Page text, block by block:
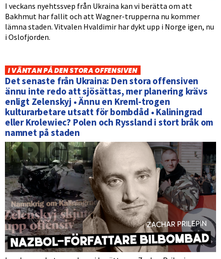
I veckans nyehtssvep från Ukraina kan vi berätta om att
Bakhmut har fallit och att Wagner-trupperna nu kommer
lämna staden. Vitvalen Hvaldimir har dykt upp i Norge igen, nu
i Oslofjorden.
I VÄNTAN PÅ DEN STORA OFFENSIVEN
Det senaste från Ukraina: Den stora offensiven
ännu inte redo att sjösättas, mer planering krävs
enligt Zelenskyj • Ännu en Kreml-trogen
kulturarbetare utsatt för bombdåd • Kaliningrad
eller Krolewiec? Polen och Ryssland i stort bråk om
namnet på staden